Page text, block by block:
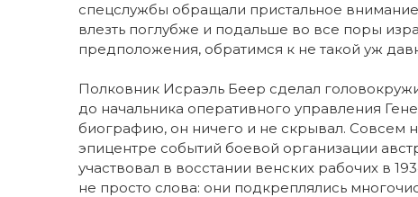
спецслужбы обращали пристальное
влезть поглубже и подальше во все поры
предположения, обратимся к не такой уж
Полковник Исраэль Беер сделал
до начальника оперативного управления
биографию, он ничего и не скрывал. Совсем
эпицентре событий боевой организации
участвовал в восстании венских рабочих в
не просто слова: они подкреплялись